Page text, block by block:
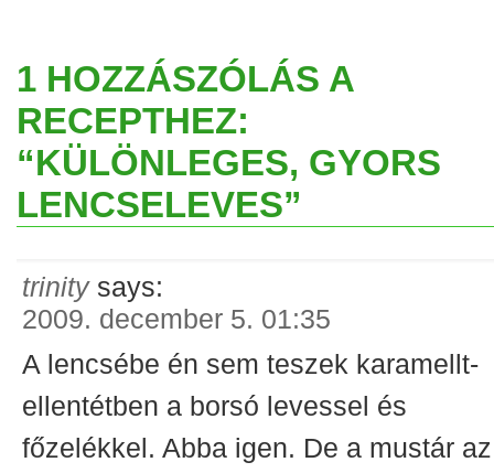
1 HOZZÁSZÓLÁS A
RECEPTHEZ:
“KÜLÖNLEGES, GYORS
LENCSELEVES”
trinity says:
2009. december 5. 01:35
A lencsébe én sem teszek karamellt-
ellentétben a borsó levessel és
főzelékkel. Abba igen. De a mustár az